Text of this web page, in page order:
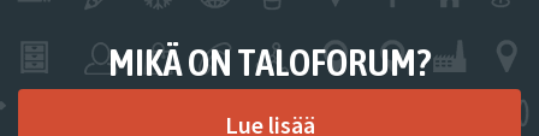
MIKÄ ON TALOFORUM?
Lue lisää